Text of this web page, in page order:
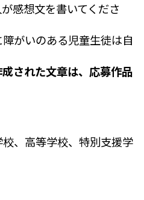
感想文を書いてくださ
障がいのある児童生徒は自
された文章は、応募作品
、高等学校、特別支援学